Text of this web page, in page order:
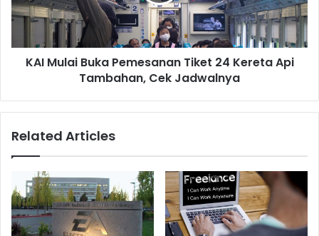
Kereta
Tambahan,
CekKAI Mulai Buka Pemesanan Tiket 24 Kereta Api
Tambahan, Cek Jadwalnya
Related Articles